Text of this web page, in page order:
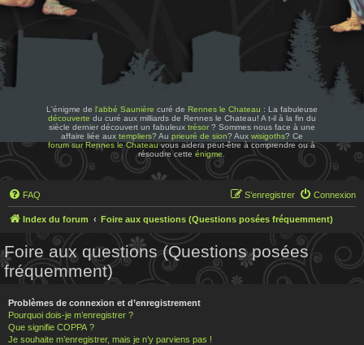
L'énigme de l'abbé Saunière curé de Rennes le Chateau : La fabuleuse
découverte du curé aux milliards de Rennes le Chateau! A t-il à la fin du
siècle dernier découvert un fabuleux trésor? Sommes nous face à une
affaire liée aux templiers? Au prieuré de sion? Aux wisigoths? Ce
forum sur Rennes le Chateauvous aidera peut-être à comprendre ou à
résoudre cetteénigme
FAQ Connexion
S’enregistrer
Index du forum Foire aux questions (Questions posées fréquemment)
Foire aux questions (Questions posées
fréquemment)
Problèmes de connexion et d’enregistrement
Pourquoi dois-je m’enregistrer ?
Que signifie COPPA ?
Je souhaite m’enregistrer, mais je n’y parviens pas !